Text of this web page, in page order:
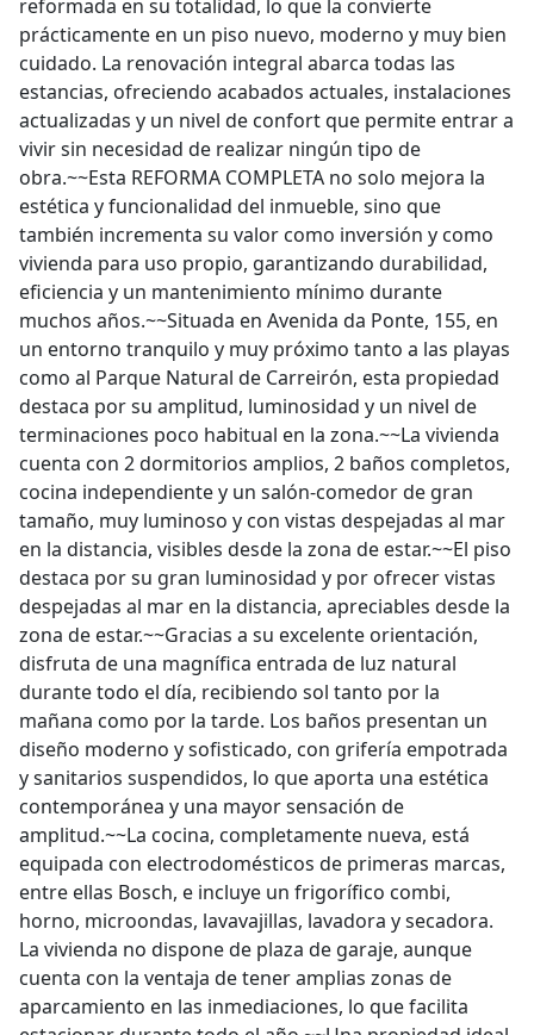
reformada en su totalidad, lo que la convierte
prácticamente en un piso nuevo, moderno y muy bien
cuidado. La renovación integral abarca todas las
estancias, ofreciendo acabados actuales, instalaciones
actualizadas y un nivel de confort que permite entrar a
vivir sin necesidad de realizar ningún tipo de
obra.~~Esta REFORMA COMPLETA no solo mejora la
estética y funcionalidad del inmueble, sino que
también incrementa su valor como inversión y como
vivienda para uso propio, garantizando durabilidad,
eficiencia y un mantenimiento mínimo durante
muchos años.~~Situada en Avenida da Ponte, 155, en
un entorno tranquilo y muy próximo tanto a las playas
como al Parque Natural de Carreirón, esta propiedad
destaca por su amplitud, luminosidad y un nivel de
terminaciones poco habitual en la zona.~~La vivienda
cuenta con 2 dormitorios amplios, 2 baños completos,
cocina independiente y un salón‑comedor de gran
tamaño, muy luminoso y con vistas despejadas al mar
en la distancia, visibles desde la zona de estar.~~El piso
destaca por su gran luminosidad y por ofrecer vistas
despejadas al mar en la distancia, apreciables desde la
zona de estar.~~Gracias a su excelente orientación,
disfruta de una magnífica entrada de luz natural
durante todo el día, recibiendo sol tanto por la
mañana como por la tarde. Los baños presentan un
diseño moderno y sofisticado, con grifería empotrada
y sanitarios suspendidos, lo que aporta una estética
contemporánea y una mayor sensación de
amplitud.~~La cocina, completamente nueva, está
equipada con electrodomésticos de primeras marcas,
entre ellas Bosch, e incluye un frigorífico combi,
horno, microondas, lavavajillas, lavadora y secadora.
La vivienda no dispone de plaza de garaje, aunque
cuenta con la ventaja de tener amplias zonas de
aparcamiento en las inmediaciones, lo que facilita